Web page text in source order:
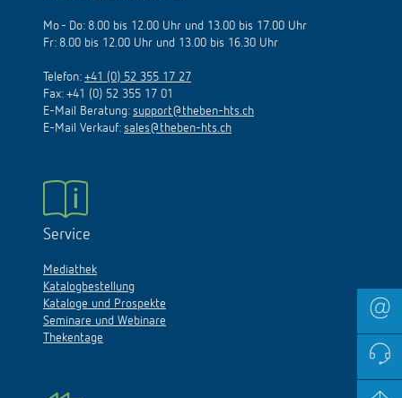
Mo - Do: 8.00 bis 12.00 Uhr und 13.00 bis 17.00 Uhr
Fr: 8.00 bis 12.00 Uhr und 13.00 bis 16.30 Uhr
Telefon: +41 (0) 52 355 17 27
Fax: +41 (0) 52 355 17 01
E-Mail Beratung: support@theben-hts.ch
E-Mail Verkauf: sales@theben-hts.ch
Service
Mediathek
Katalogbestellung
Kataloge und Prospekte
Seminare und Webinare
Thekentage